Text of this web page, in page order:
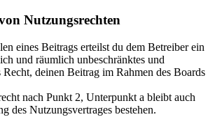
Nutzungsrechten
eines Beitrags erteilst du dem Betreiber ein
und räumlich unbeschränktes und
Recht, deinen Beitrag im Rahmen des Boards
nach Punkt 2, Unterpunkt a bleibt auch
des Nutzungsvertrages bestehen.